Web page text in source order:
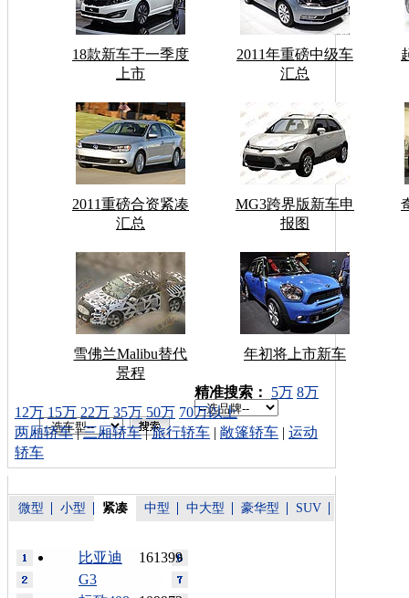
18款新车于一季度
上市
2011年重磅中级车
汇总
2011重磅合资紧凑
汇总
MG3跨界版新车申
报图
雪佛兰Malibu替代
景程
年初将上市新车
车型搜索：
精准搜索： 5万 8万
12万 15万 22万 35万 50万 70万以上
两厢轿车|三厢轿车|旅行轿车 | 敞篷轿车 | 运动
轿车
微型 小型 紧凑 中型 中大型 豪华型 SUV
161399
比亚迪
G3